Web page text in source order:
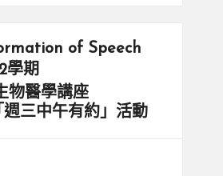
of Speech
學期
物醫學講座
三中午有約」活動